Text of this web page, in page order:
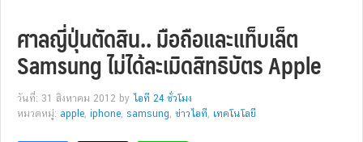
ศาลญี่ปุ่นตัดสิน.. มือถือและแท็บเล็ต
Samsung ไม่ได้ละเมิดสิทธิบัตร Apple
วันที่: 31 สิงหาคม 2012 by ไอที 24 ชั่วโมง
หมวดหมู่: apple, iphone, samsung, ข่าวไอที, เทคโนโลยี